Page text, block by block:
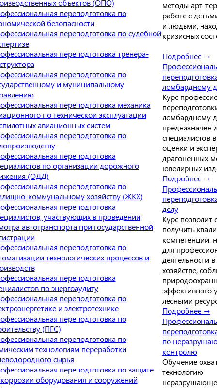
объектов (ОПО)
переподготовка по
безопасности
переподготовка по судебной
переподготовка тренера-
переподготовка по
и муниципальному
переподготовка механика
по технической эксплуатации
авиационных систем
переподготовка по
переподготовка
по организации дорожного
(ОДД)
переподготовка по
коммунальному хозяйству (ЖКХ)
переподготовка
участвующих в проведении
автотранспорта при государственной
переподготовка по
технологических процессов и
переподготовка
по энергоаудиту
переподготовка по
и электротехнике
переподготовка по
(ПГС)
переподготовка по
технологиям переработки
сырья
переподготовка по защите
оборудования и сооружений
методы арт-
работе с
и людьми,
кризисных
Подробнее →
ломбардному
Курс
ломбардному
предназначен
специалистов
оценки и
драгоценных
ювелирных
Подробнее →
делу
Курс позволит
получить
компетенции,
для
деятельности
хозяйстве,
эффективного
лесными
Подробнее →
по
контролю
Обучение
технологию